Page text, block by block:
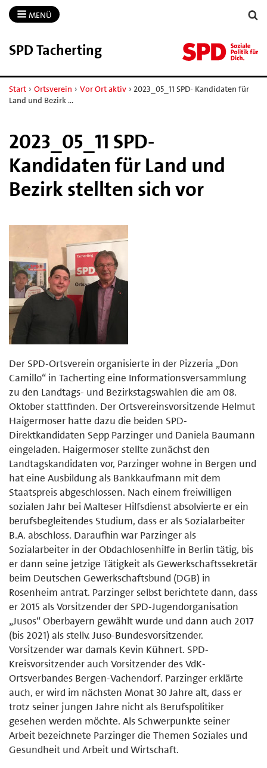
MENÜ
SPD Tacherting
Start › Ortsverein › Vor Ort aktiv › 2023_05_11 SPD- Kandidaten für
Land und Bezirk …
2023_05_11 SPD-
Kandidaten für Land und
Bezirk stellten sich vor
Der SPD-Ortsverein organisierte in der Pizzeria „Don
Camillo“ in Tacherting eine Informationsversammlung
zu den Landtags- und Bezirkstagswahlen die am 08.
Oktober stattfinden. Der Ortsvereinsvorsitzende Helmut
Haigermoser hatte dazu die beiden SPD-
Direktkandidaten Sepp Parzinger und Daniela Baumann
eingeladen. Haigermoser stellte zunächst den
Landtagskandidaten vor, Parzinger wohne in Bergen und
hat eine Ausbildung als Bankkaufmann mit dem
Staatspreis abgeschlossen. Nach einem freiwilligen
sozialen Jahr bei Malteser Hilfsdienst absolvierte er ein
berufsbegleitendes Studium, dass er als Sozialarbeiter
B.A. abschloss. Daraufhin war Parzinger als
Sozialarbeiter in der Obdachlosenhilfe in Berlin tätig, bis
er dann seine jetzige Tätigkeit als Gewerkschaftssekretär
beim Deutschen Gewerkschaftsbund (DGB) in
Rosenheim antrat. Parzinger selbst berichtete dann, dass
er 2015 als Vorsitzender der SPD-Jugendorganisation
„Jusos“ Oberbayern gewählt wurde und dann auch 2017
(bis 2021) als stellv. Juso-Bundesvorsitzender.
Vorsitzender war damals Kevin Kühnert. SPD-
Kreisvorsitzender auch Vorsitzender des VdK-
Ortsverbandes Bergen-Vachendorf. Parzinger erklärte
auch, er wird im nächsten Monat 30 Jahre alt, dass er
trotz seiner jungen Jahre nicht als Berufspolitiker
gesehen werden möchte. Als Schwerpunkte seiner
Arbeit bezeichnete Parzinger die Themen Soziales und
Gesundheit und Arbeit und Wirtschaft.